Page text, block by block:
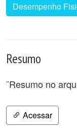
Desempenho
Resumo
¨Resumo no
Acessar